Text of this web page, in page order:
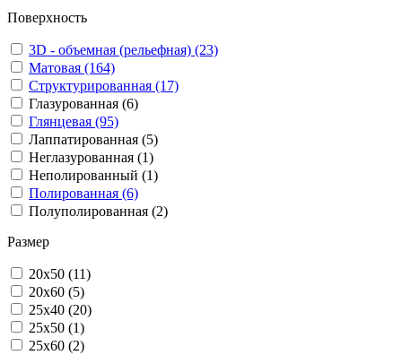
Поверхность
3D - объемная (рельефная) (23)
Матовая (164)
Структурированная (17)
Глазурованная (6)
Глянцевая (95)
Лаппатированная (5)
Неглазурованная (1)
Неполированный (1)
Полированная (6)
Полуполированная (2)
Размер
20x50 (11)
20x60 (5)
25x40 (20)
25x50 (1)
25x60 (2)